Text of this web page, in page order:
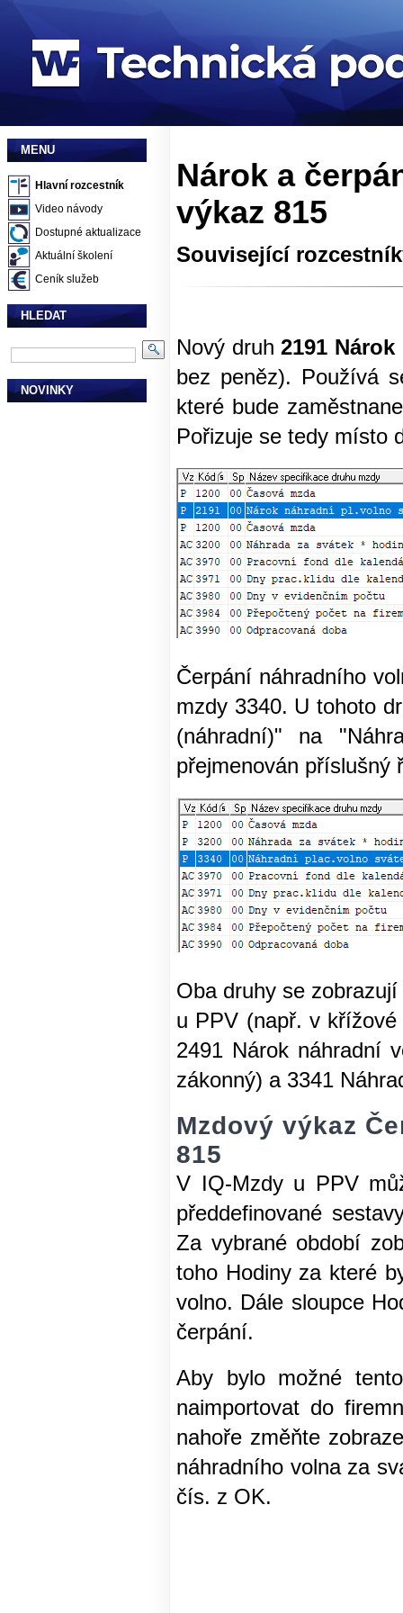
MENU
Hlavní rozcestník
Video návody
Dostupné aktualizace
Aktuální školení
Ceník služeb
HLEDAT
NOVINKY
Nárok a
výkaz 815
Související
Nový druh2191
bez peněz). Používá
které bude
Pořizuje se tedy místo
Čerpání náhradního
mzdy 3340. U tohoto
(náhradní)" na
přejmenován příslušný
Oba druhy se
u PPV (např. v
2491 Nárok náhradní
zákonný) a 3341
Mzdový výkaz
815
V IQ-Mzdy u PPV
předdefinované
Za vybrané období
toho Hodiny za které
volno. Dále sloupce
čerpání.
Aby bylo možné
naimportovat do
nahoře změňte
náhradního volna za
čís. z OK.